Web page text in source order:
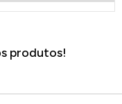
produtos!